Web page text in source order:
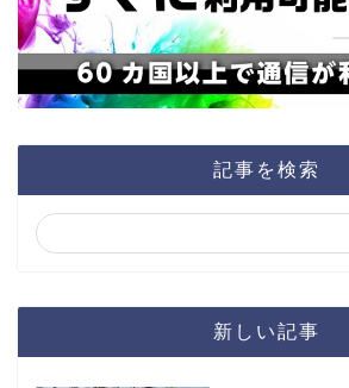
記事を検索
新しい記事